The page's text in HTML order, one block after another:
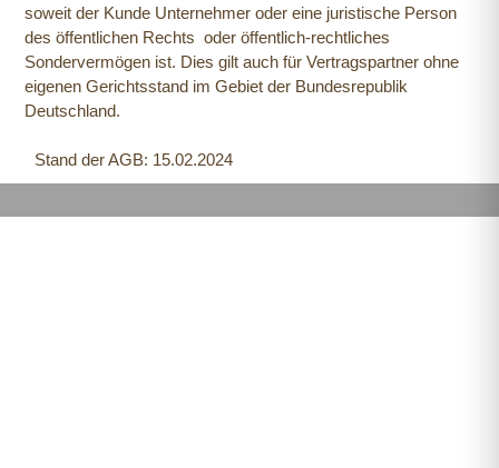
soweit der Kunde Unternehmer oder eine juristische Person
des öffentlichen Rechts oder öffentlich-rechtliches
Sondervermögen ist. Dies gilt auch für Vertragspartner ohne
eigenen Gerichtsstand im Gebiet der Bundesrepublik
Deutschland.
Stand der AGB: 15.02.2024